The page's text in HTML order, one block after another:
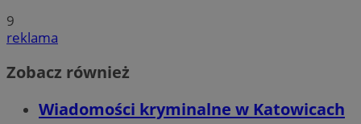
9
reklama
Zobacz również
Wiadomości kryminalne w Katowicach